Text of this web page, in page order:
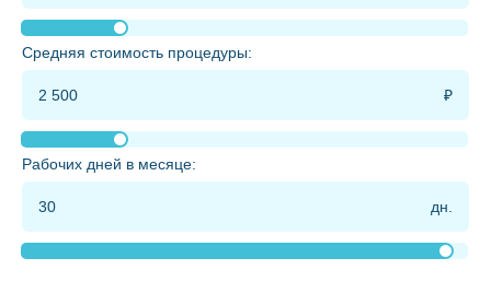
Средняя стоимость процедуры:
Рабочих дней в месяце: